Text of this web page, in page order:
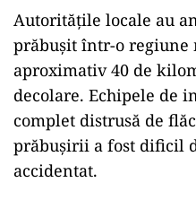
Autoritățile locale au
prăbușit într-o regiune
aproximativ 40 de
decolare. Echipele de
complet distrusă de
prăbușirii a fost dificil
accidentat.